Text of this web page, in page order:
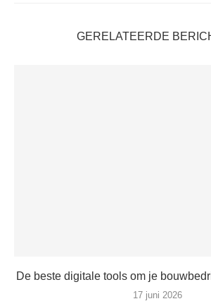
GERELATEERDE
De beste digitale tools om je
17 juni 2026